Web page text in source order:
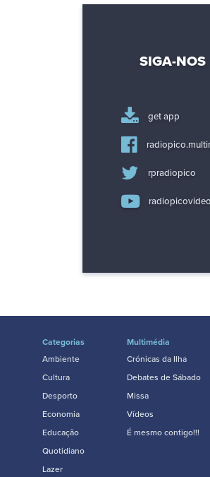
SIGA-NOS
get app
rpradiopico
Categorias
Ambiente
Cultura
Desporto
Economia
Educação
Quotidiano
Lazer
Multimédia
Crónicas da Ilha
Debates de Sábado
Missa
Vídeos
É mesmo contigo!!!